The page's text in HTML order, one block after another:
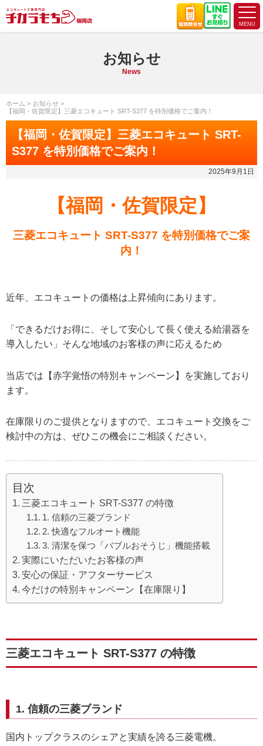
お知らせ
News
ホーム
お知らせ
【福岡・佐賀限定】三菱エコキュート SRT-S377 を特別価格でご案内！
【福岡・佐賀限定】三菱エコキュート SRT-
S377 を特別価格でご案内！
2025年9月1日
【福岡・佐賀限定】
三菱エコキュート SRT-S377 を特別価格でご案
内！
近年、エコキュートの価格は上昇傾向にあります。
「できるだけお得に、そして安心して長く使える給湯器を
導入したい」そんな地域のお客様の声に応えるため
当店では【赤字覚悟の特別キャンペーン】を実施しており
ます。
在庫限りのご提供となりますので、エコキュート交換をご
検討中の方は、ぜひこの機会にご相談ください。
目次
三菱エコキュート SRT-S377 の特徴
1. 信頼の三菱ブランド
2. 快適なフルオート機能
3. 清潔を保つ「バブルおそうじ」機能搭載
実際にいただいたお客様の声
安心の保証・アフターサービス
今だけの特別キャンペーン【在庫限り】
三菱エコキュート SRT-S377 の特徴
1. 信頼の三菱ブランド
国内トップクラスのシェアと実績を誇る三菱電機。